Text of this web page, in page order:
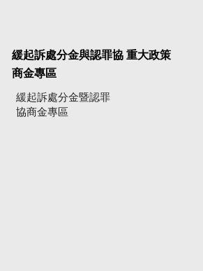
緩起訴處分金與認罪協
商金專區
緩起訴處分金暨認罪
協商金專區
重大政策